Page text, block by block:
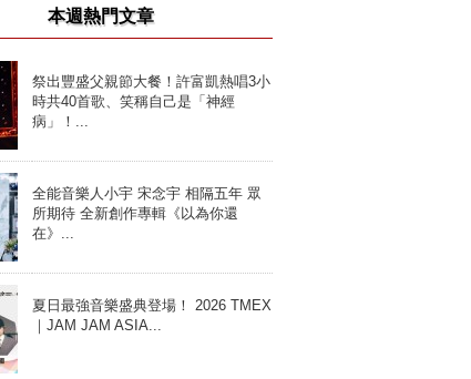
本週熱門文章
祭出豐盛父親節大餐！許富凱熱唱3小
時共40首歌、笑稱自己是「神經
病」！...
全能音樂人小宇 宋念宇 相隔五年 眾
所期待 全新創作專輯《以為你還
在》...
夏日最強音樂盛典登場！ 2026 TMEX
｜JAM JAM ASIA...